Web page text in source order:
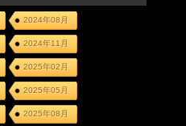
2024年08月
2024年11月
2025年02月
2025年05月
2025年08月